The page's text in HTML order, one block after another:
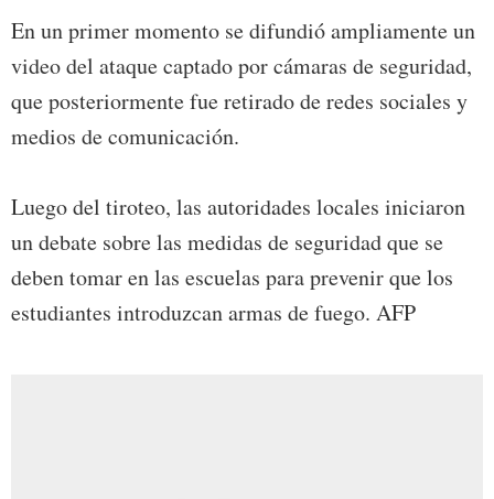
En un primer momento se difundió ampliamente un
video del ataque captado por cámaras de seguridad,
que posteriormente fue retirado de redes sociales y
medios de comunicación.
Luego del tiroteo, las autoridades locales iniciaron
un debate sobre las medidas de seguridad que se
deben tomar en las escuelas para prevenir que los
estudiantes introduzcan armas de fuego. AFP